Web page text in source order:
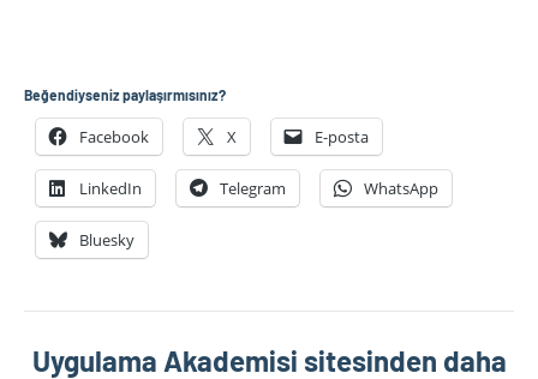
Beğendiyseniz paylaşırmısınız?
Facebook X E-posta
LinkedIn Telegram WhatsApp
Bluesky
Uygulama Akademisi sitesinden daha